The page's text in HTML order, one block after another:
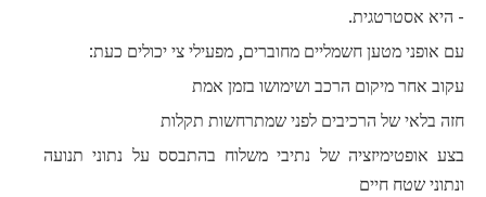
- היא אסטרטגית.
עם אופני מטען חשמליים מחוברים, מפעילי צי יכולים כעת:
עקוב אחר מיקום הרכב ושימושו בזמן אמת
חזה בלאי של הרכיבים לפני שמתרחשות תקלות
בצע אופטימיזציה של נתיבי משלוח בהתבסס על נתוני תנועה
ונתוני שטח חיים